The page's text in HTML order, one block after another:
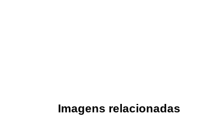
Imagens relacionadas